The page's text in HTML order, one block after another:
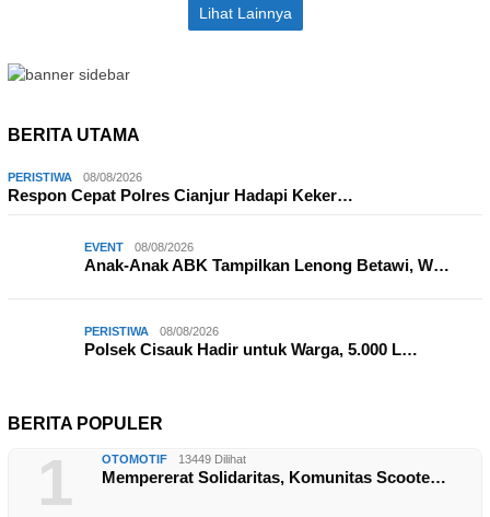
Lihat Lainnya
BERITA UTAMA
PERISTIWA 08/08/2026
Respon Cepat Polres Cianjur Hadapi Keker…
EVENT 08/08/2026
Anak-Anak ABK Tampilkan Lenong Betawi, W…
PERISTIWA 08/08/2026
Polsek Cisauk Hadir untuk Warga, 5.000 L…
BERITA POPULER
1 OTOMOTIF 13449 Dilihat
Mempererat Solidaritas, Komunitas Scoote…